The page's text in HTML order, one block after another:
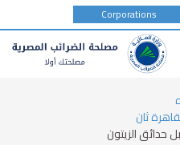
type
Corporations
ثان